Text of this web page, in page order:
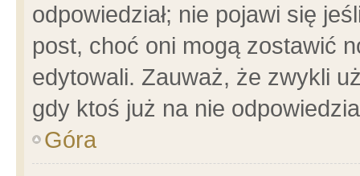
odpowiedział; nie pojawi się
post, choć oni mogą zostawić
edytowali. Zauważ, że zwykli
gdy ktoś już na nie
Góra